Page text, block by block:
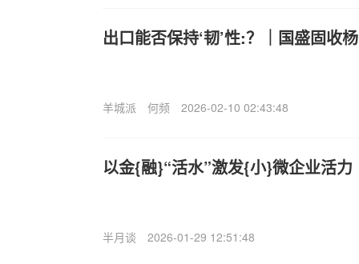
出口能否保持‘韧’性:？｜国盛固收
羊城派 何频 2026-02-10 02:43:48
以金{融}“活水”激发{小}微企业活力
半月谈 2026-01-29 12:51:48